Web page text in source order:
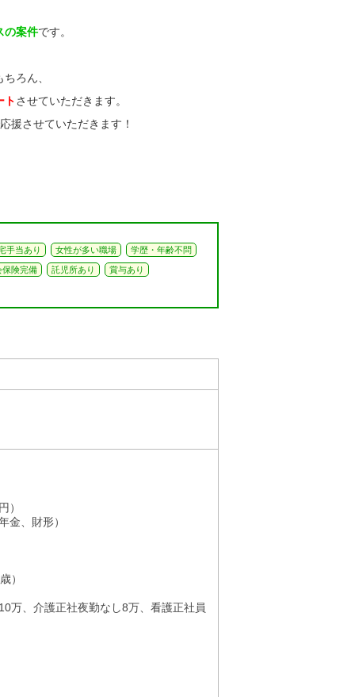
の案件です。
ろん、
トさせていただきます。
援させていただきます！
手当あり 女性が多い職場 学歴・年齢不問
保険完備 託児所あり 賞与あり
）
金、財形）
）
万、介護正社夜勤なし8万、看護正社員